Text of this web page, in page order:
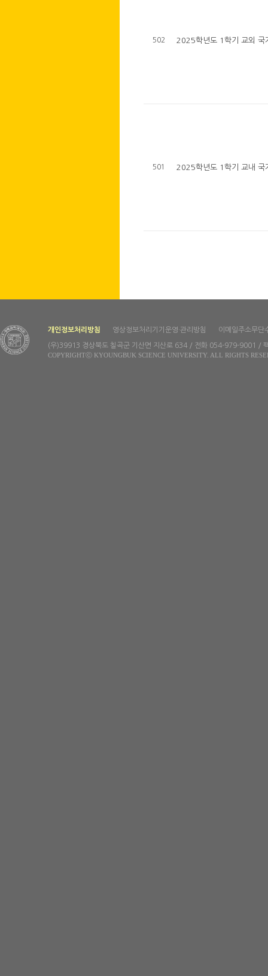
502 2025학년도 1학기 교외 국
501 2025학년도 1학기 교내 국
개인정보처리방침 영상정보처리기기운영·관리방침 이메일주소무단
(우)39913 경상북도 칠곡군 기산면 지산로 634 / 전화 054-979-9001 /
COPYRIGHTⓒ KYOUNGBUK SCIENCE UNIVERSITY. ALL RIGHTS